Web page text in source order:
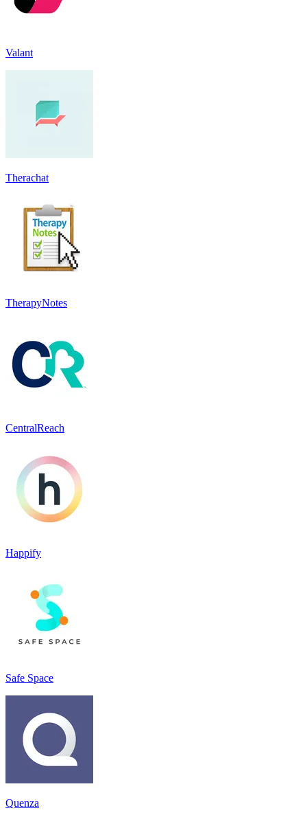
Valant
Therachat
TherapyNotes
CentralReach
Happify
Safe Space
Quenza